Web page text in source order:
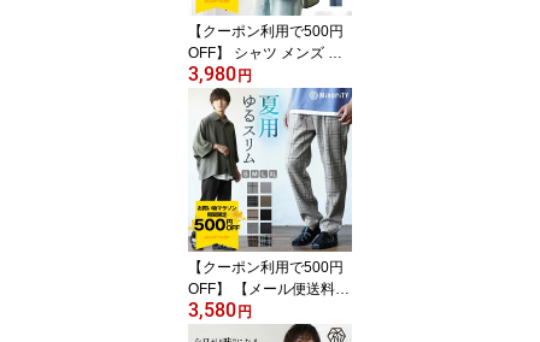
ァッション 韓国ファッシ
ョン
【クーポン利用で500円
OFF】 シャツ メンズ 夏
半袖 シャツ オーバーサ
イズシャツ ビッグシルエ
ット シャツ ドロップシ
ョルダー ラウンド 羽織
り カジュアルシャツ 大
人 大きいサイズ ゆった
りサイズ 無地 レディー
ス 韓国 ファッション夏
服 メンズファッション
モード系
3,980円
【クーポン利用で500円
OFF】 【メール便送料無
料】 ワイドパンツ メン
ズ 夏 チェック柄 ワイド
3,580円